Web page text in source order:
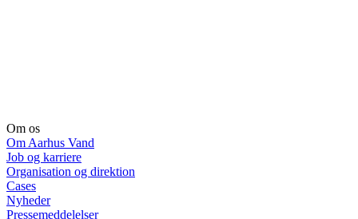
Om os
Om Aarhus Vand
Job og karriere
Organisation og direktion
Cases
Nyheder
Pressemeddelelser